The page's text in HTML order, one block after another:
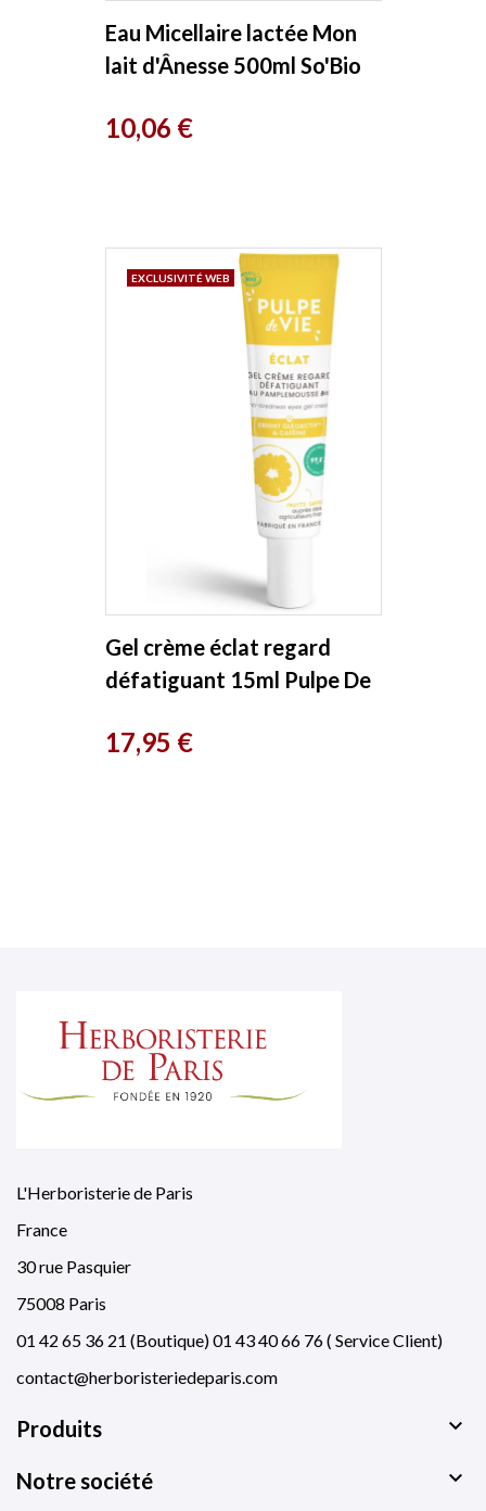
Eau Micellaire lactée Mon
lait d'Ânesse 500ml So'Bio
Prix
10,06 €
Gel crème éclat regard
défatiguant 15ml Pulpe De
Prix
17,95 €
EXCLUSIVITÉ WEB
L'Herboristerie de Paris
France
30 rue Pasquier
75008 Paris
01 42 65 36 21 (Boutique) 01 43 40 66 76 ( Service Client)
contact@herboristeriedeparis.com
Produits 
Notre société 